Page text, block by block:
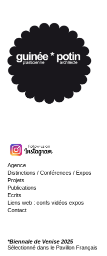
Agence
Distinctions / Conférences / Expos
Projets
Publications
Ecrits
Liens web : confs vidéos expos
Contact
*Biennale de Venise 2025
Sélectionné dans le Pavillon Français